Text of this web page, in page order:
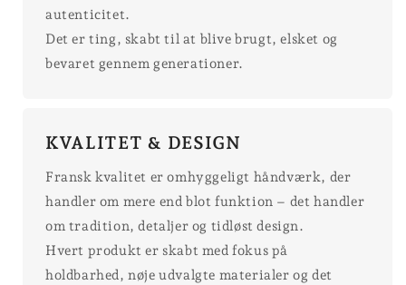
autenticitet.
Det er ting, skabt til at blive brugt, elsket og
bevaret gennem generationer.
KVALITET & DESIGN
Fransk kvalitet er omhyggeligt håndværk, der
handler om mere end blot funktion – det handler
om tradition, detaljer og tidløst design.
Hvert produkt er skabt med fokus på
holdbarhed, nøje udvalgte materialer og det